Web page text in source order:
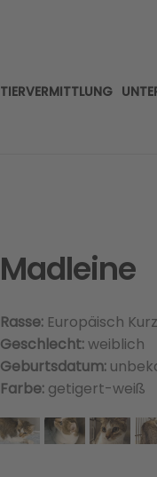
TIERVERMITTLUNG
Madleine
Rasse: Europäisch
Geschlecht:weiblich
Geburtsdatum:
Farbe: getigert-weiß